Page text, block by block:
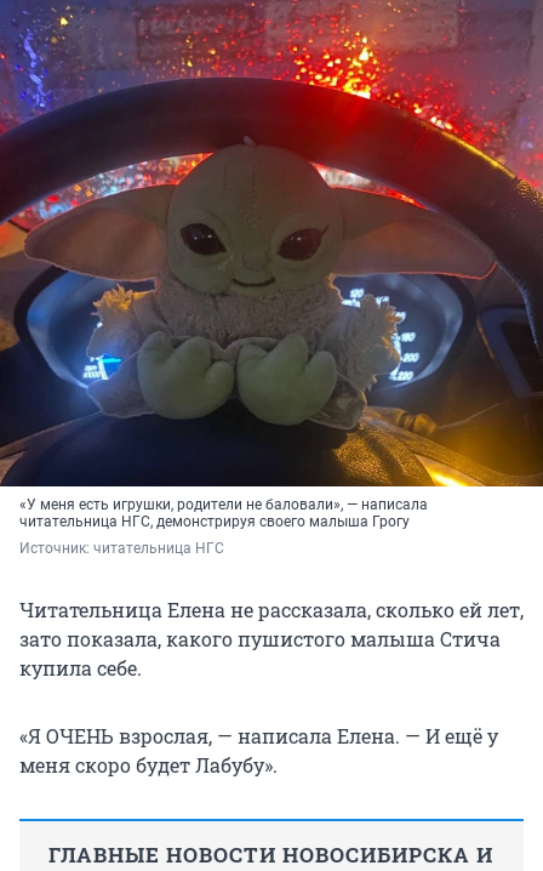
«У меня есть игрушки, родители не баловали», — написала
читательница НГС, демонстрируя своего малыша Грогу
Источник: читательница НГС
Читательница Елена не рассказала, сколько ей лет,
зато показала, какого пушистого малыша Стича
купила себе.
«Я ОЧЕНЬ взрослая, — написала Елена. — И ещё у
меня скоро будет Лабубу».
ГЛАВНЫЕ НОВОСТИ НОВОСИБИРСКА И